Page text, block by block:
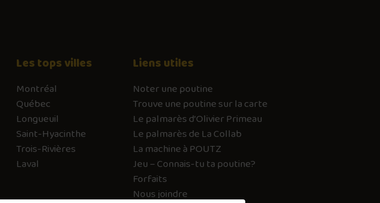
Les tops villes
Montréal
Québec
Longueuil
Saint-Hyacinthe
Trois-Rivières
Laval
Liens utiles
Noter une poutine
Trouve une poutine sur la carte
Le palmarès d’Olivier Primeau
Le palmarès de La Collab
La machine à POUTZ
Jeu – Connais-tu ta poutine?
Forfaits
Nous joindre